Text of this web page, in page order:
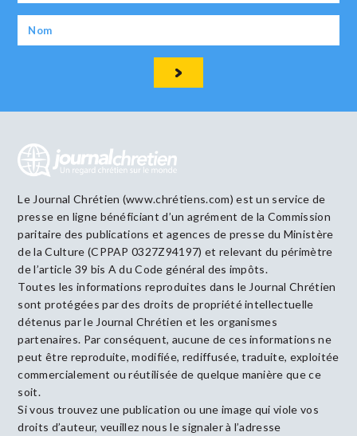
Le Journal Chrétien (www.chrétiens.com) est un service de
presse en ligne bénéficiant d’un agrément de la Commission
paritaire des publications et agences de presse du Ministère
de la Culture (CPPAP 0327Z94197) et relevant du périmètre
de l’article 39 bis A du Code général des impôts.
Toutes les informations reproduites dans le Journal Chrétien
sont protégées par des droits de propriété intellectuelle
détenus par le Journal Chrétien et les organismes
partenaires. Par conséquent, aucune de ces informations ne
peut être reproduite, modifiée, rediffusée, traduite, exploitée
commercialement ou réutilisée de quelque manière que ce
soit.
Si vous trouvez une publication ou une image qui viole vos
droits d’auteur, veuillez nous le signaler à l’adresse